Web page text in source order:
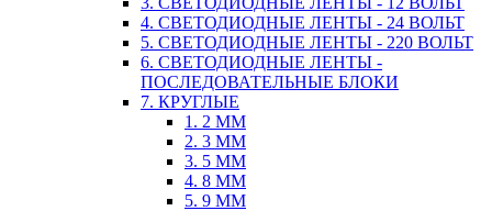
4. СВЕТОДИОДНЫЕ ЛЕНТЫ - 24 ВОЛЬТ
5. СВЕТОДИОДНЫЕ ЛЕНТЫ - 220 ВОЛЬТ
6. СВЕТОДИОДНЫЕ ЛЕНТЫ -
ПОСЛЕДОВАТЕЛЬНЫЕ БЛОКИ
7. КРУГЛЫЕ
1. 2 ММ
2. 3 ММ
3. 5 ММ
4. 8 ММ
5. 9 ММ